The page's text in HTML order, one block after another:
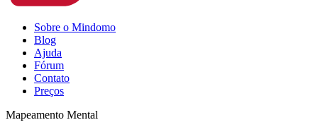
Sobre o Mindomo
Blog
Ajuda
Fórum
Contato
Preços
Mapeamento Mental